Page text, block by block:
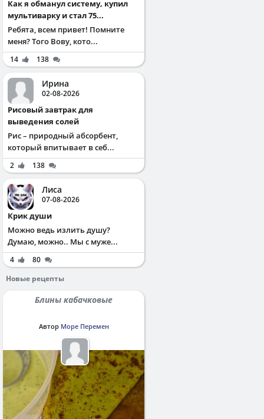
Как я обманул систему, купил
мультиварку и стал 75...
Ребята, всем привет! Помните
меня? Того Вову, кото...
14 138
Ирина
02-08-2026
Рисовый завтрак для
выведения солей
Рис – природный абсорбент,
который впитывает в себ...
2 138
Лиса
07-08-2026
Крик души
Можно ведь излить душу?
Думаю, можно.. Мы с муже...
4
80
Новые рецепты
Блины кабачковые
Автор Море Перемен